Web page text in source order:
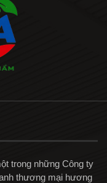
trong những Công ty
thương mại hương